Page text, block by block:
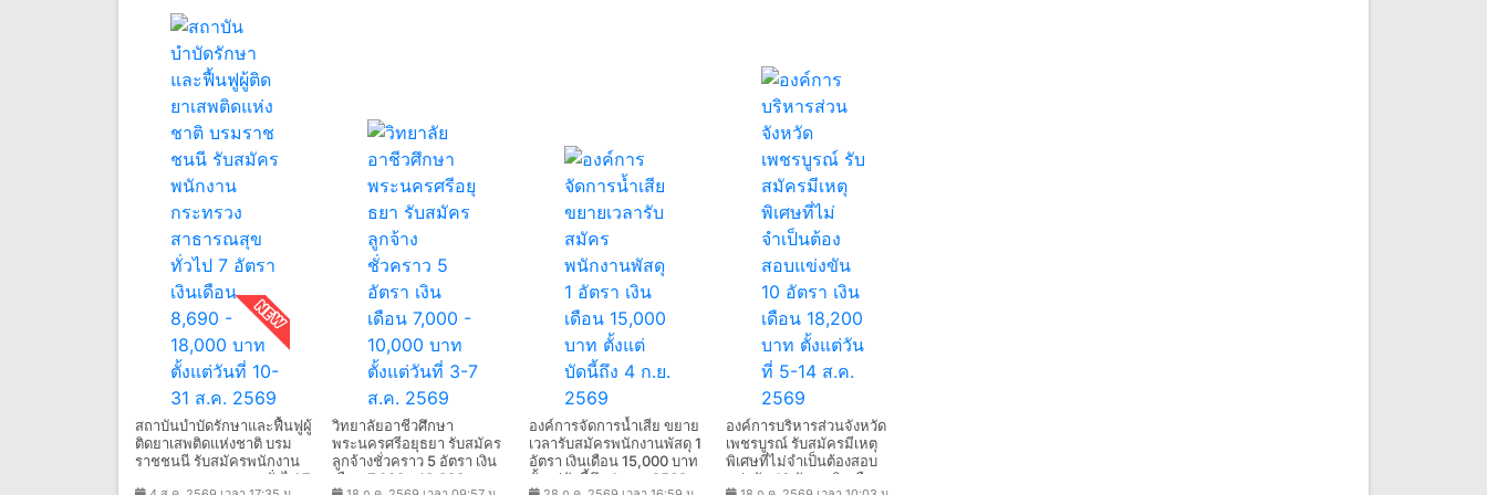
สถาบันบำบัดรักษาและฟื้นฟูผู้
ติดยาเสพติดแห่งชาติ บรม
ราชชนนี รับสมัครพนักงาน
กระทรวงสาธารณสุขทั่วไป 7
วิทยาลัยอาชีวศึกษา
พระนครศรีอยุธยา รับสมัคร
ลูกจ้างชั่วคราว 5 อัตรา เงิน
เดือน 7,000 - 10,000 บาท
องค์การจัดการน้ำเสีย ขยาย
เวลารับสมัครพนักงานพัสดุ 1
อัตรา เงินเดือน 15,000 บาท
ตั้งแต่บัดนี้ถึง 4 ก.ย. 2569
องค์การบริหารส่วนจังหวัด
เพชรบูรณ์ รับสมัครมีเหตุ
พิเศษที่ไม่จำเป็นต้องสอบ
แข่งขัน 10 อัตรา เงินเดือน